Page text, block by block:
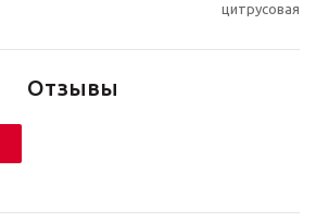
цитрусовая
Отзывы